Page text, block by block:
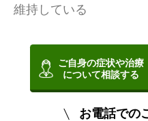
維持している
ご自身の症状や治療
について相談する
お電話での